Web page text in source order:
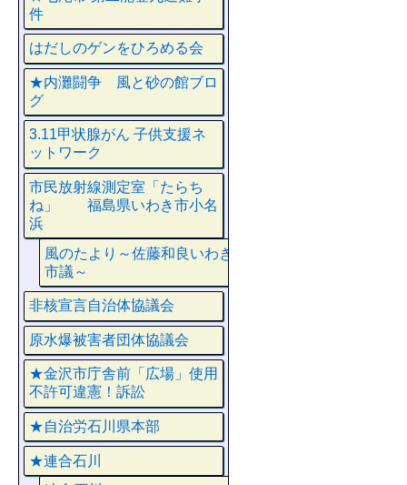
件
はだしのゲンをひろめる会
★内灘闘争 風と砂の館ブロ
グ
3.11甲状腺がん 子供支援ネ
ットワーク
市民放射線測定室「たらち
ね」 福島県いわき市小名
浜
風のたより～佐藤和良いわき
市議～
非核宣言自治体協議会
原水爆被害者団体協議会
★金沢市庁舎前「広場」使用
不許可違憲！訴訟
★自治労石川県本部
★連合石川